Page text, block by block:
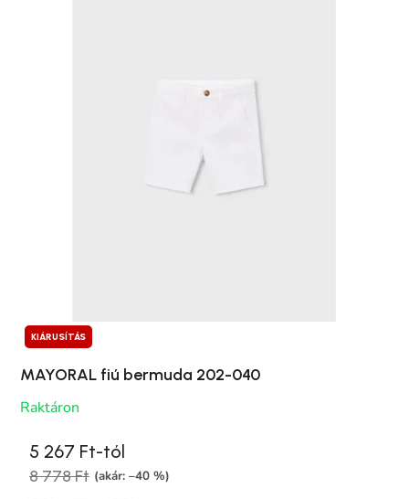
KIÁRUSÍTÁS
MAYORAL fiú bermuda 202-040
Raktáron
5 267 Ft-tól
8 778 Ft (akár: –40 %)